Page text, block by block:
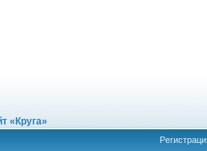
«Круга»